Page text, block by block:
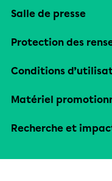
Salle de presse
Protection des
Conditions
Matériel
Recherche et